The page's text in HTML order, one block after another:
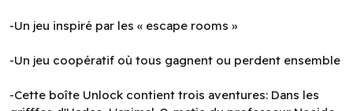
-Un jeu inspiré par les « escape rooms »
-Un jeu coopératif où tous gagnent ou perdent ensemble
-Cette boîte Unlock contient trois aventures: Dans les